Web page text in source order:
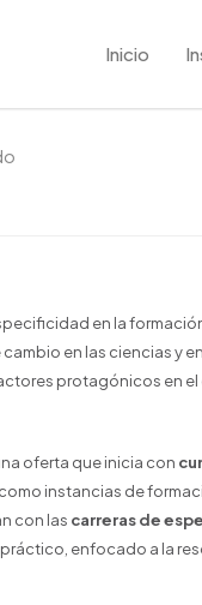
Inicio
en la
en las ciencias y
protagónicos en
oferta que inicia con
instancias de
con las carreras de
enfocado a la